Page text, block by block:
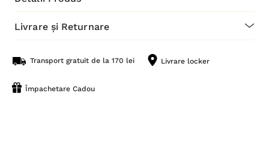
Livrare și Returnare
Transport gratuit de la 170 lei Livrare locker
Împachetare Cadou